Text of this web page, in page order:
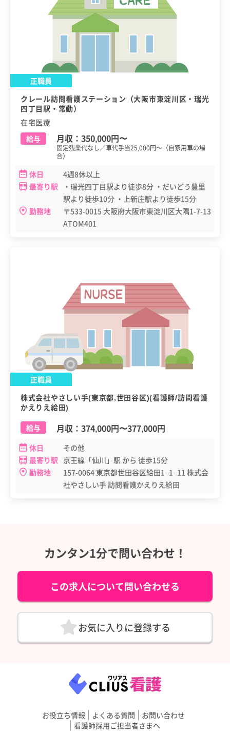
正職員
クレール訪問看護ステーション（大阪市東淀川区・瑞光
四丁目駅・常勤）
在宅医療
給与
月収： 350,000円〜
固定残業代なし／車代手当25,000円～（自家用車の場
合）
休日
4週8休以上
最寄り駅
・瑞光四丁目駅より徒歩8分 ・だいどう豊里
駅より徒歩10分 ・上新庄駅より徒歩15分
勤務地
〒533-0015 大阪府大阪市東淀川区大隅1-7-13
ATOM401
正職員
株式会社やさしい手(東京都,世田谷区)(看護師/訪問看護
かえりえ給田)
給与
月収： 374,000円〜377,000円
休日
その他
最寄り駅 京王線「仙川」駅 から 徒歩15分
勤務地
157-0064 東京都世田谷区給田1−1−11 株式会
社やさしい手 訪問看護かえりえ給田
カンタン1分で問い合わせ！
この求人について問い合わせる
お気に入りに登録する
お役立ち情報 よくある質問
お問い合わせ
看護師採用ご担当者さまへ